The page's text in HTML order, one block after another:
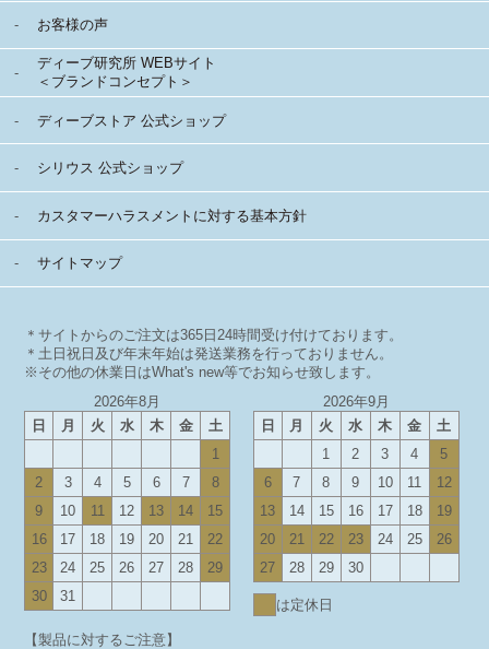
お客様の声
ディーブ研究所 WEBサイト
＜ブランドコンセプト＞
ディーブストア 公式ショップ
シリウス 公式ショップ
カスタマーハラスメントに対する基本方針
サイトマップ
＊サイトからのご注文は365日24時間受け付けております。
＊土日祝日及び年末年始は発送業務を行っておりません。
※その他の休業日はWhat's new等でお知らせ致します。
2026年8月
日
月 火 水 木 金
土
1
2
3 4 5 6 7
8
9
10 11 12 13 14
15
16
17 18 19 20 21
22
23
24 25 26 27 28
29
30
31
2026年9月
日
月 火 水 木 金
土
1
2 3 4
5
6
7 8 9 10 11
12
13
14 15 16 17 18
19
20
21 22 23 24 25
26
27
28 29 30
は定休日
【製品に対するご注意】